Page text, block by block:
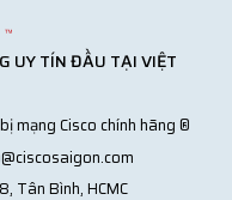
UY TÍN ĐẦU TẠI VIỆT
mạng Cisco chính hãng ®
Tân Bình, HCMC